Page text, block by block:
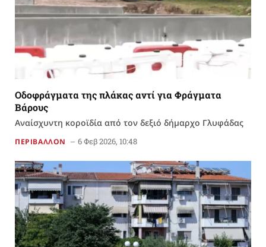
Οδοφράγματα της πλάκας αντί για Φράγματα
Βάρους
Αναίσχυντη κοροϊδία από τον δεξιό δήμαρχο Γλυφάδας
ΠΕΡΙΒΑΛΛΟΝ 6 Φεβ 2026, 10:48